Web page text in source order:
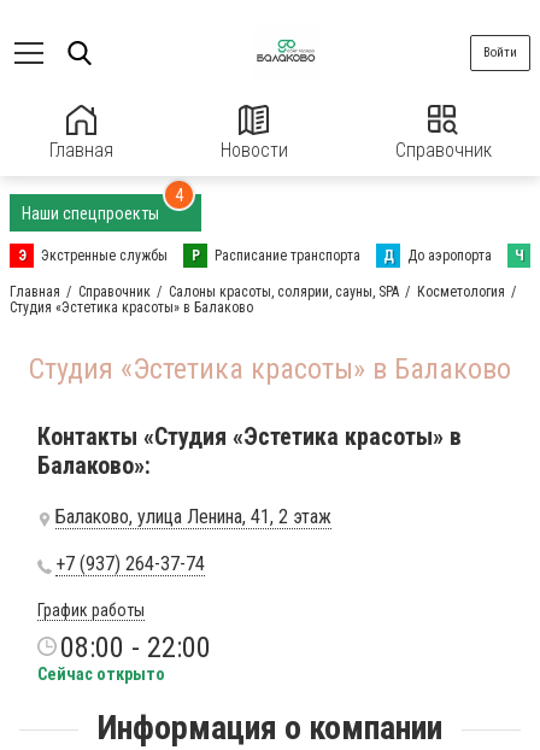
Главная Новости Справочник
Войти
Наши спецпроекты
4
Э Экстренные службы Р Расписание транспорта Д До аэропорта Ч
Главная Справочник Салоны красоты, солярии, сауны, SPA
Косметология
Студия «Эстетика красоты» в Балаково
Студия «Эстетика красоты» в Балаково
Контакты «Студия «Эстетика красоты» в
Балаково»:
Балаково, улица Ленина, 41, 2 этаж
+7 (937) 264-37-74
График работы
08:00 - 22:00
Сейчас открыто
Информация о компании